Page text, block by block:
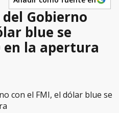
Gobierno
blue se
en la apertura